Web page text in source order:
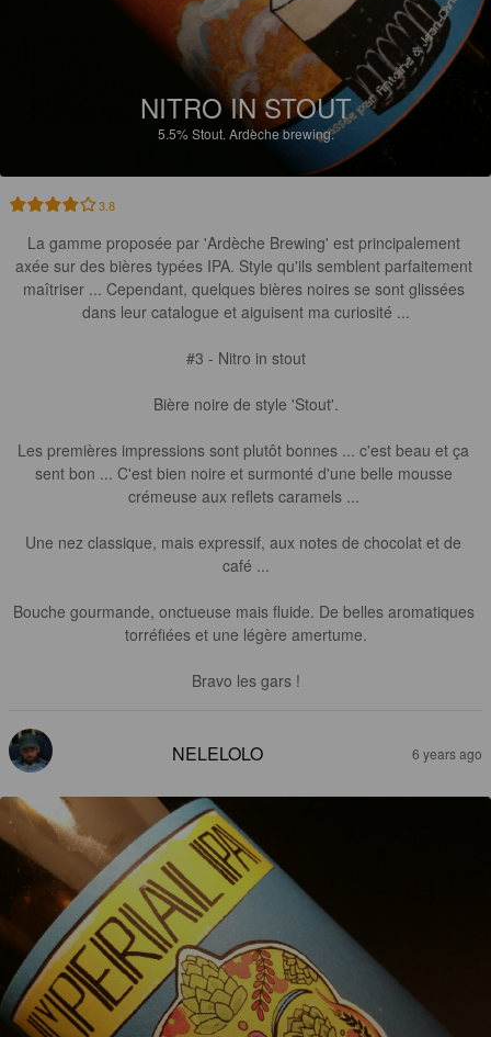
NITRO IN STOUT
5.5%Stout. Ardèche brewing.
3.8
La gamme proposée par 'Ardèche Brewing' est principalement
axée sur des bières typées IPA. Style qu'ils semblent parfaitement
maîtriser ... Cependant, quelques bières noires se sont glissées
dans leur catalogue et aiguisent ma curiosité ...
#3 - Nitro in stout
Bière noire de style 'Stout'.
Les premières impressions sont plutôt bonnes ... c'est beau et ça
sent bon ... C'est bien noire et surmonté d'une belle mousse
crémeuse aux reflets caramels ...
Une nez classique, mais expressif, aux notes de chocolat et de
café ...
Bouche gourmande, onctueuse mais fluide. De belles aromatiques
torréfiées et une légère amertume.
Bravo les gars !
NELELOLO 6 years ago